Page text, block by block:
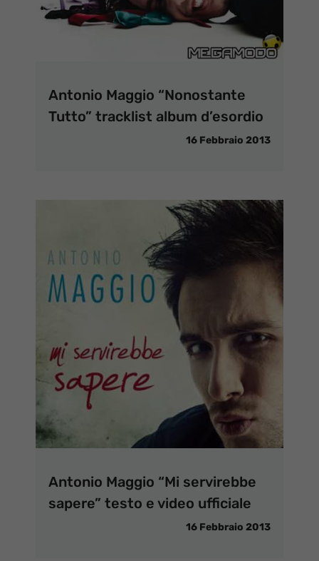
Antonio Maggio “Nonostante
Tutto” tracklist album d’esordio
16 Febbraio 2013
Antonio Maggio “Mi servirebbe
sapere” testo e video ufficiale
16 Febbraio 2013